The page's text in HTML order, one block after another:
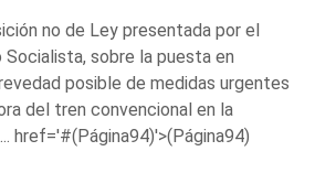
no de Ley presentada por el
Socialista, sobre la puesta en
posible de medidas urgentes
del tren convencional en la
href='#(Página94)'>(Página94)